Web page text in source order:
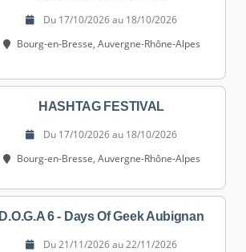
Du 17/10/2026 au 18/10/2026
Bourg-en-Bresse, Auvergne-Rhône-Alpes
HASHTAG FESTIVAL
Du 17/10/2026 au 18/10/2026
Bourg-en-Bresse, Auvergne-Rhône-Alpes
D.O.G.A 6 - Days Of Geek Aubignan
Du 21/11/2026 au 22/11/2026